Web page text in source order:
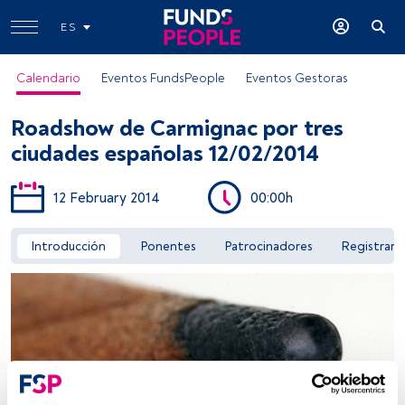
ES
Calendario Eventos FundsPeople Eventos Gestoras
Roadshow de Carmignac por tres
ciudades españolas 12/02/2014
12 February 2014 00:00h
Introducción Ponentes Patrocinadores